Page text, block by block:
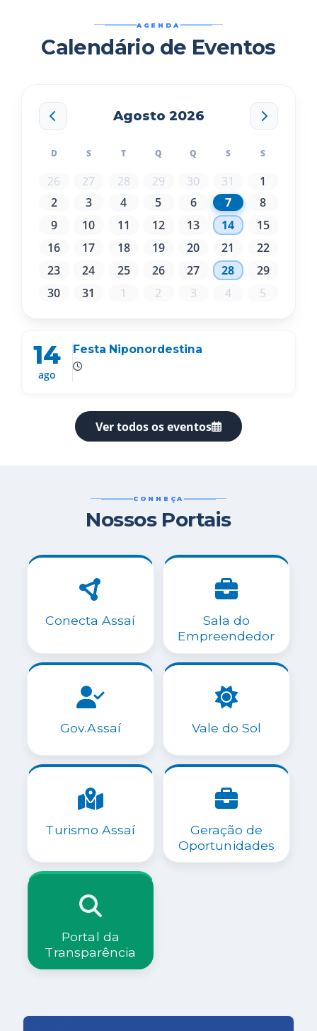
AGENDA
Calendário de Eventos
Agosto 2026
D S T Q Q S S
26 27 28 29 30 31
1
2
3 4 5 6 7
8
9
10 11 12 13 14
15
16
17 18 19 20 21
22
23
24 25 26 27 28
29
30
31 1 2 3 4 5
14
ago
Festa Niponordestina
Ver todos os eventos
CONHEÇA
Nossos Portais
Conecta Assaí
Sala do
Empreendedor
Gov.Assaí Vale do Sol
Turismo Assaí
Geração de
Oportunidades
Portal da
Transparência